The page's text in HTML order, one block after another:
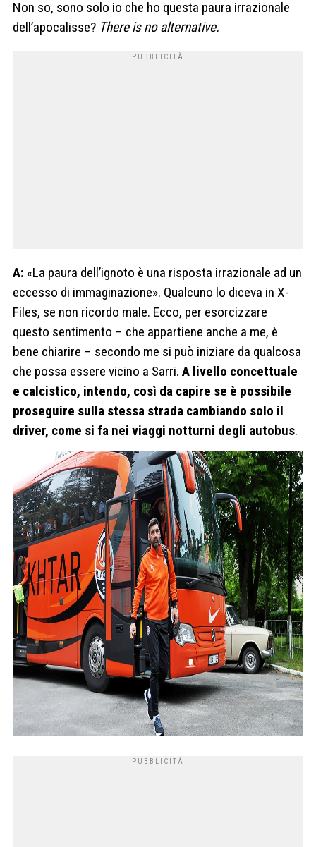
Non so, sono solo io che ho questa paura irrazionale
dell’apocalisse? There is no alternative.
A: «La paura dell’ignoto è una risposta irrazionale ad un
eccesso di immaginazione». Qualcuno lo diceva in X-
Files, se non ricordo male. Ecco, per esorcizzare
questo sentimento – che appartiene anche a me, è
bene chiarire – secondo me si può iniziare da qualcosa
che possa essere vicino a Sarri. A livello concettuale
e calcistico, intendo, così da capire se è possibile
proseguire sulla stessa strada cambiando solo il
driver, come si fa nei viaggi notturni degli autobus.